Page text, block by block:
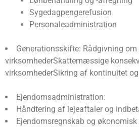
Sygedagpengerefusion
Personaleadministration
Generationsskifte: Rådgivning
virksomhederSkattemæssige
virksomhederSikring af kontinuitet
Ejendomsadministration:
Håndtering af lejeaftaler og
Ejendomsregnskab og